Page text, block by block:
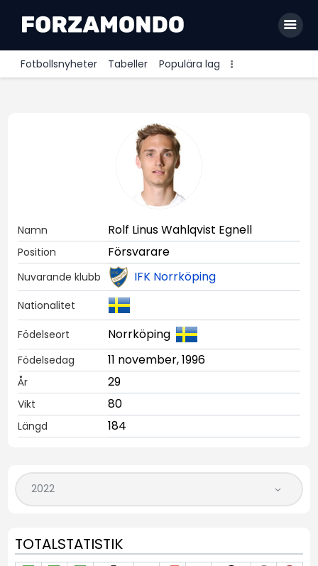
Fotbollsnyheter Tabeller Populära lag
Premier League
Ligue 1
Namn Rolf Linus Wahlqvist Egnell
Position Försvarare
Nuvarande klubb IFK Norrköping
Nationalitet
Födelseort Norrköping
Födelsedag 11 november, 1996
År 29
Vikt 80
Längd 184
TOTALSTATISTIK